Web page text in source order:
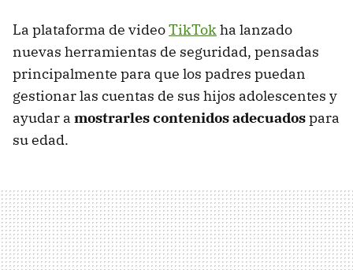
La plataforma de videoTikTokha lanzado
nuevas herramientas de seguridad, pensadas
principalmente para que los padres puedan
gestionar las cuentas de sus hijos adolescentes y
ayudar a mostrarles contenidos adecuadospara
su edad.